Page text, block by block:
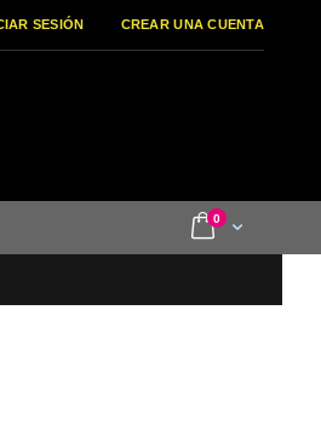
SESIÓN CREAR UNA CUENTA
Cart
0items